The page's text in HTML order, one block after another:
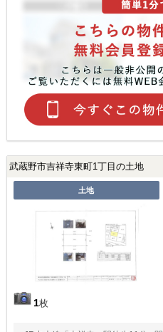
武蔵野市吉祥寺東町1丁目の土地
土地
1枚